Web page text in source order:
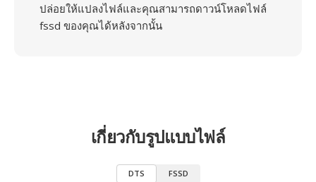
ปล่อยให้แปลงไฟล์และคุณสามารถดาวน์โหลดไฟล์
fssd ของคุณได้หลังจากนั้น
เกี่ยวกับรูปแบบไฟล์
DTS FSSD